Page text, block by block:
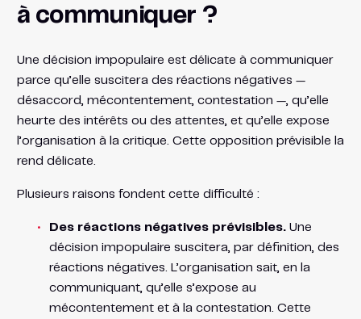
à communiquer ?
Une décision impopulaire est délicate à communiquer
parce qu’elle suscitera des réactions négatives —
désaccord, mécontentement, contestation —, qu’elle
heurte des intérêts ou des attentes, et qu’elle expose
l’organisation à la critique. Cette opposition prévisible la
rend délicate.
Plusieurs raisons fondent cette difficulté :
Des réactions négatives prévisibles.Une
décision impopulaire suscitera, par définition, des
réactions négatives. L’organisation sait, en la
communiquant, qu’elle s’expose au
mécontentement et à la contestation. Cette